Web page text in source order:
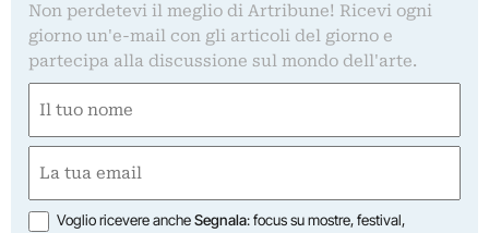
Non perdetevi il meglio di Artribune! Ricevi ogni
giorno un'e-mail con gli articoli del giorno e
partecipa alla discussione sul mondo dell'arte.
(Required)
First
(Required)
Opzioni
Voglio ricevere ancheSegnala: focus su mostre, festival,